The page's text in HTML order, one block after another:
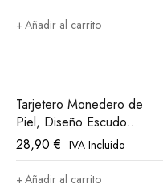
Añadir al carrito
Tarjetero Monedero de
Piel, Diseño Escudo
Athletic Club Bilbao
28,90€ IVA Incluido
Añadir al carrito